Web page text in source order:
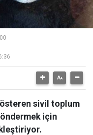
sivil toplum
için